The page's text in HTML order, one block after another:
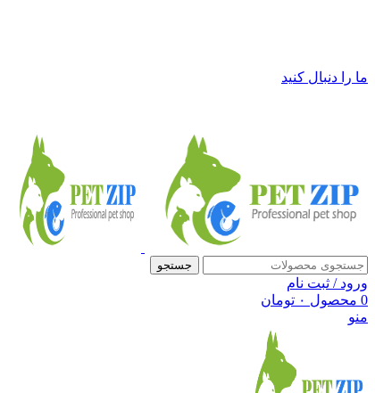
ما را دنبال کنید
جستجو
ورود / ثبت نام
0 محصول ۰ تومان
منو